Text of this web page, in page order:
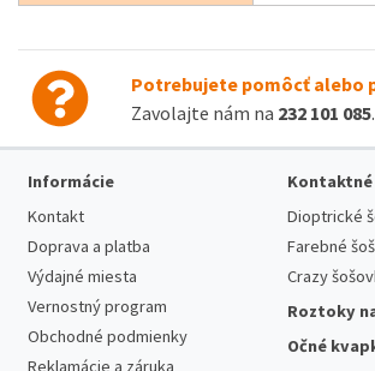
Potrebujete pomôcť alebo
Zavolajte nám na 232 101 085.
Informácie
Kontakt
Doprava a platba
Výdajné miesta
Vernostný program
Obchodné podmienky
Reklamácie a záruka
Dioptrické
Farebné
Crazy
Roztoky
Očné